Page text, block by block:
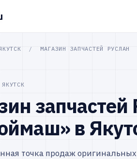
/ МАГАЗИН ЗАПЧАСТЕЙ РУСЛАН
в
точка продаж